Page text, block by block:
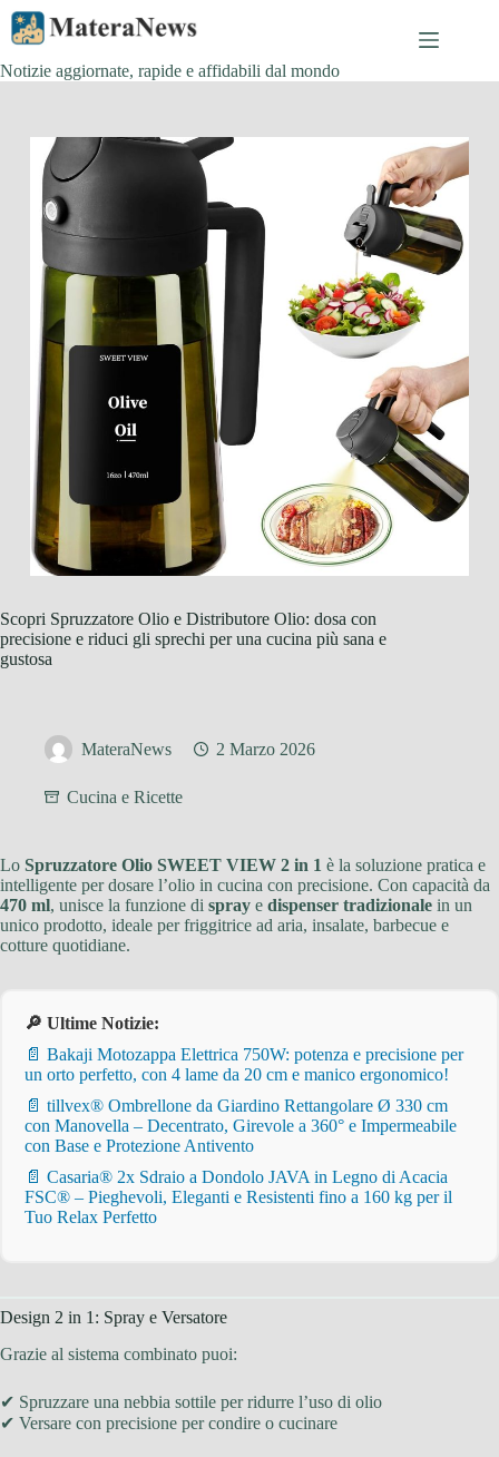
Salta
contenuto
Notizie aggiornate, rapide e affidabili dal mondo
Scopri Spruzzatore Olio e Distributore Olio: dosa con
precisione e riduci gli sprechi per una cucina più sana e
gustosa
MateraNews 2 Marzo 2026
Cucina e Ricette
Lo Spruzzatore Olio SWEET VIEW 2 in 1 è la soluzione pratica e
intelligente per dosare l’olio in cucina con precisione. Con capacità da
470 ml, unisce la funzione di spray e dispenser tradizionale in un
unico prodotto, ideale per friggitrice ad aria, insalate, barbecue e
cotture quotidiane.
🔎 Ultime Notizie:
📄 Bakaji Motozappa Elettrica 750W: potenza e precisione per
un orto perfetto, con 4 lame da 20 cm e manico ergonomico!
📄 tillvex® Ombrellone da Giardino Rettangolare Ø 330 cm
con Manovella – Decentrato, Girevole a 360° e Impermeabile
con Base e Protezione Antivento
📄 Casaria® 2x Sdraio a Dondolo JAVA in Legno di Acacia
FSC® – Pieghevoli, Eleganti e Resistenti fino a 160 kg per il
Tuo Relax Perfetto
Design 2 in 1: Spray e Versatore
Grazie al sistema combinato puoi:
✔ Spruzzare una nebbia sottile per ridurre l’uso di olio
✔ Versare con precisione per condire o cucinare